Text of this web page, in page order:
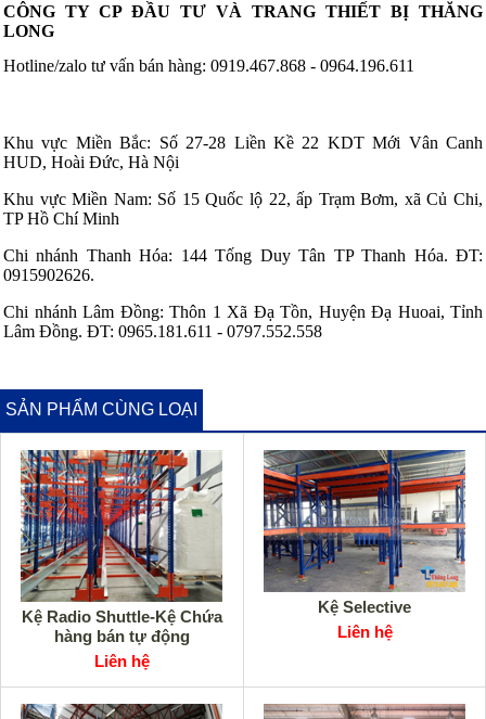
CÔNG TY CP ĐẦU TƯ VÀ TRANG THIẾT BỊ THĂNG
LONG
Hotline/zalo tư vấn bán hàng: 0919.467.868 - 0964.196.611
Khu vực Miền Bắc: Số 27-28 Liền Kề 22 KDT Mới Vân Canh
HUD, Hoài Đức, Hà Nội
Khu vực Miền Nam: Số 15 Quốc lộ 22, ấp Trạm Bơm, xã Củ Chi,
TP Hồ Chí Minh
Chi nhánh Thanh Hóa: 144 Tống Duy Tân TP Thanh Hóa. ĐT:
0915902626.
Chi nhánh Lâm Đồng: Thôn 1 Xã Đạ Tồn, Huyện Đạ Huoai, Tỉnh
Lâm Đồng. ĐT: 0965.181.611 - 0797.552.558
SẢN PHẨM CÙNG LOẠI
Kệ Radio Shuttle-Kệ Chứa
hàng bán tự động
Liên hệ
Kệ Selective
Liên hệ